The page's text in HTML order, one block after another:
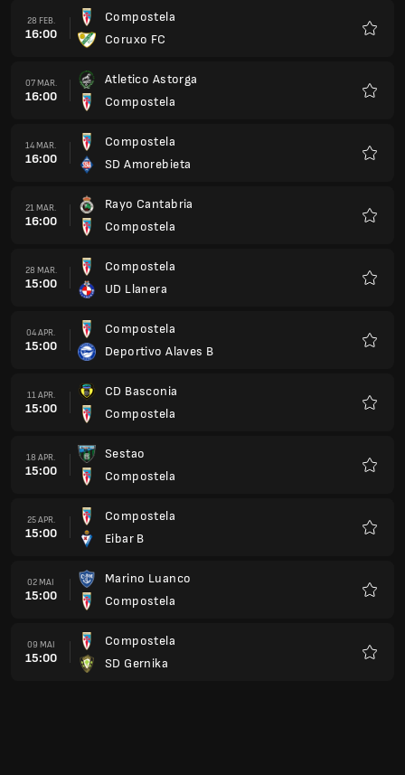
28 FEB.
16:00
Compostela
Coruxo FC
07 MAR.
16:00
Atletico Astorga
Compostela
14 MAR.
16:00
Compostela
SD Amorebieta
21 MAR.
16:00
Rayo Cantabria
Compostela
28 MAR.
15:00
Compostela
UD Llanera
04 APR.
15:00
Compostela
Deportivo Alaves B
11 APR.
15:00
CD Basconia
Compostela
18 APR.
15:00
Sestao
Compostela
25 APR.
15:00
Compostela
Eibar B
02 MAI
15:00
Marino Luanco
Compostela
09 MAI
15:00
Compostela
SD Gernika